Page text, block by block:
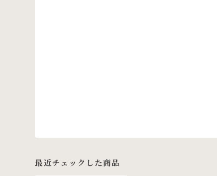
最近チェックした商品